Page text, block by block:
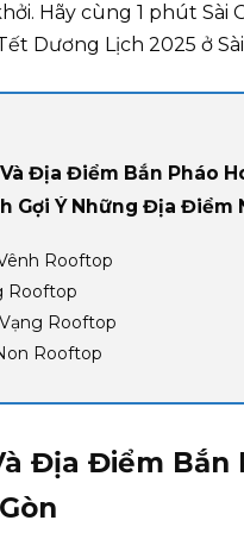
Hãy cùng 1 phút
Dương Lịch 2025 ở
Địa Điểm Bắn Pháo
Gợi Ý Những Địa Điểm
Rooftop
Rooftop
Rooftop
Rooftop
Địa Điểm